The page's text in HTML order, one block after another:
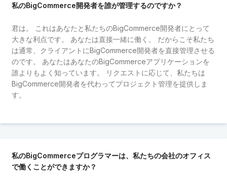
私のBigCommerce開発者を誰が管理するのですか？
君は。 これはあなたと私たちのBigCommerce開発者にとって
大きな利点です。 あなたは直接一緒に働く。 だからこそ私たち
は通常、クライアントにBigCommerce開発者を直接管理させる
のです。 あなたはあなたのBigCommerceアプリケーションを
誰よりもよく知っています。 リクエストに応じて、私たちは
BigCommerce開発者を代わってプロジェクト管理を提供しま
す。
私のBigCommerceプログラマーは、私たちの会社のオフィス
で働くことができますか？